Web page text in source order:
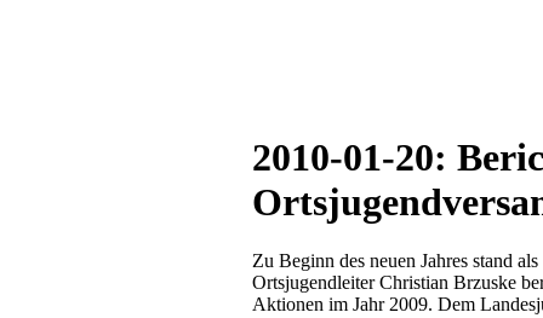
2010-01-20:
Zu Beginn des neuen Jahres stand
Ortsjugendleiter Christian Brzuske
Aktionen im Jahr 2009. Dem